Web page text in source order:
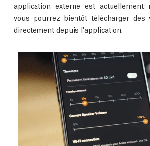
application externe est actuellement
vous pourrez bientôt télécharger des
directement depuis l'application.